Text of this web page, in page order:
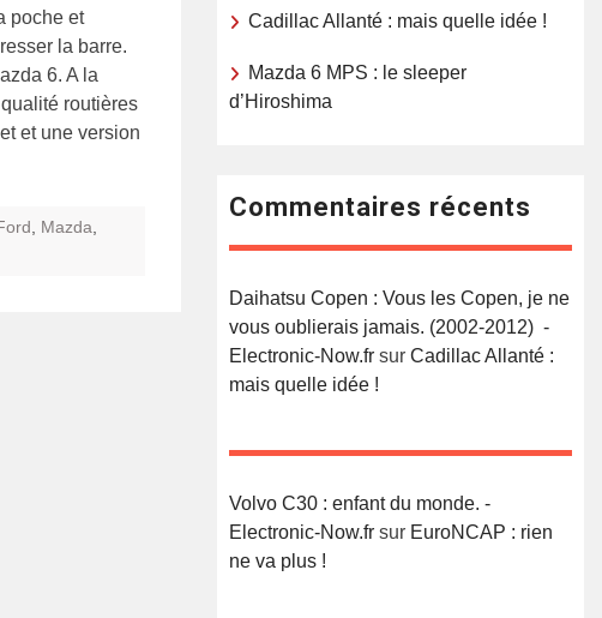
poche et
la barre.
6. A la
routières
et une version
Mazda
Cadillac Allanté : mais quelle idée !
Mazda 6 MPS : le sleeper
d’Hiroshima
Commentaires récents
Daihatsu Copen : Vous les Copen, je ne
vous oublierais jamais. (2002-2012) -
Electronic-Now.fr sur Cadillac Allanté :
mais quelle idée !
Volvo C30 : enfant du monde. -
Electronic-Now.fr sur EuroNCAP : rien
ne va plus !